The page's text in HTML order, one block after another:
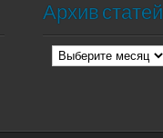
Архив статей
Архив
статей